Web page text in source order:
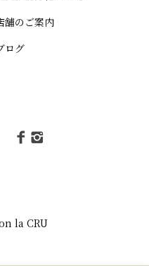
舗のご案内
ログ
la CRU